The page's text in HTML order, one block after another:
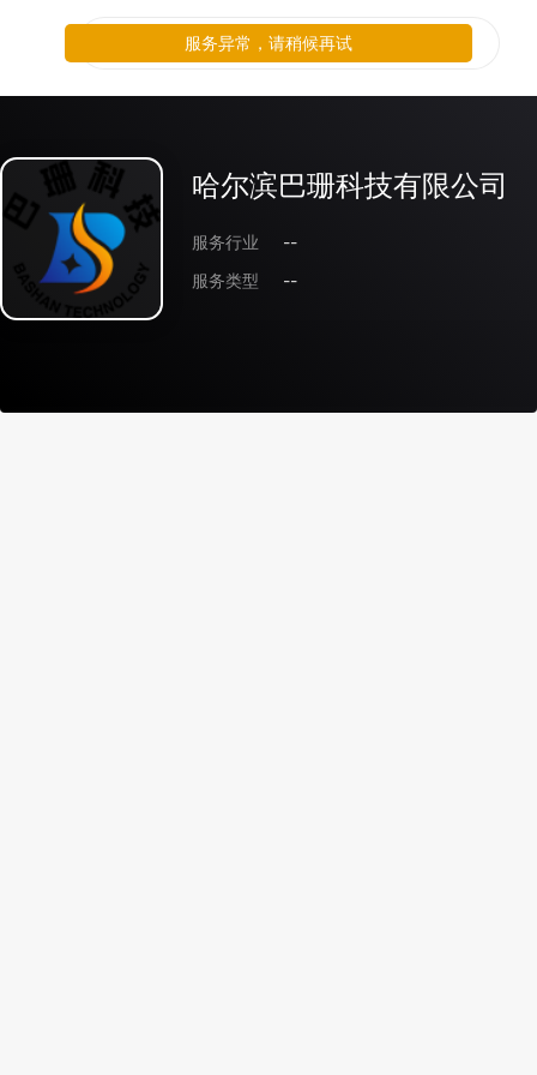
哈尔滨巴珊科技有限公司
服务行业
--
服务类型
--
服务异常，请稍候再试